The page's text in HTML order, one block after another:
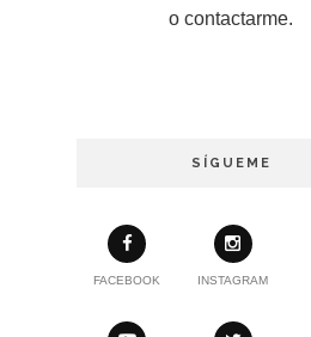
o contactarme.
SÍGUEME
FACEBOOK INSTAGRAM